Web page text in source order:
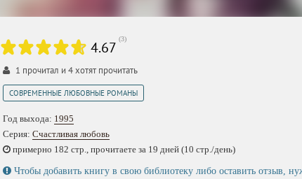
4.67 (3)
1 прочитал и 4хотят прочитать
СОВРЕМЕННЫЕ ЛЮБОВНЫЕ РОМАНЫ
Год выхода: 1995
Серия: Счастливая любовь
примерно 182 стр., прочитаете за 19 дней (10 стр./день)
Чтобы добавить книгу в свою библиотеку либо оставить отзыв,